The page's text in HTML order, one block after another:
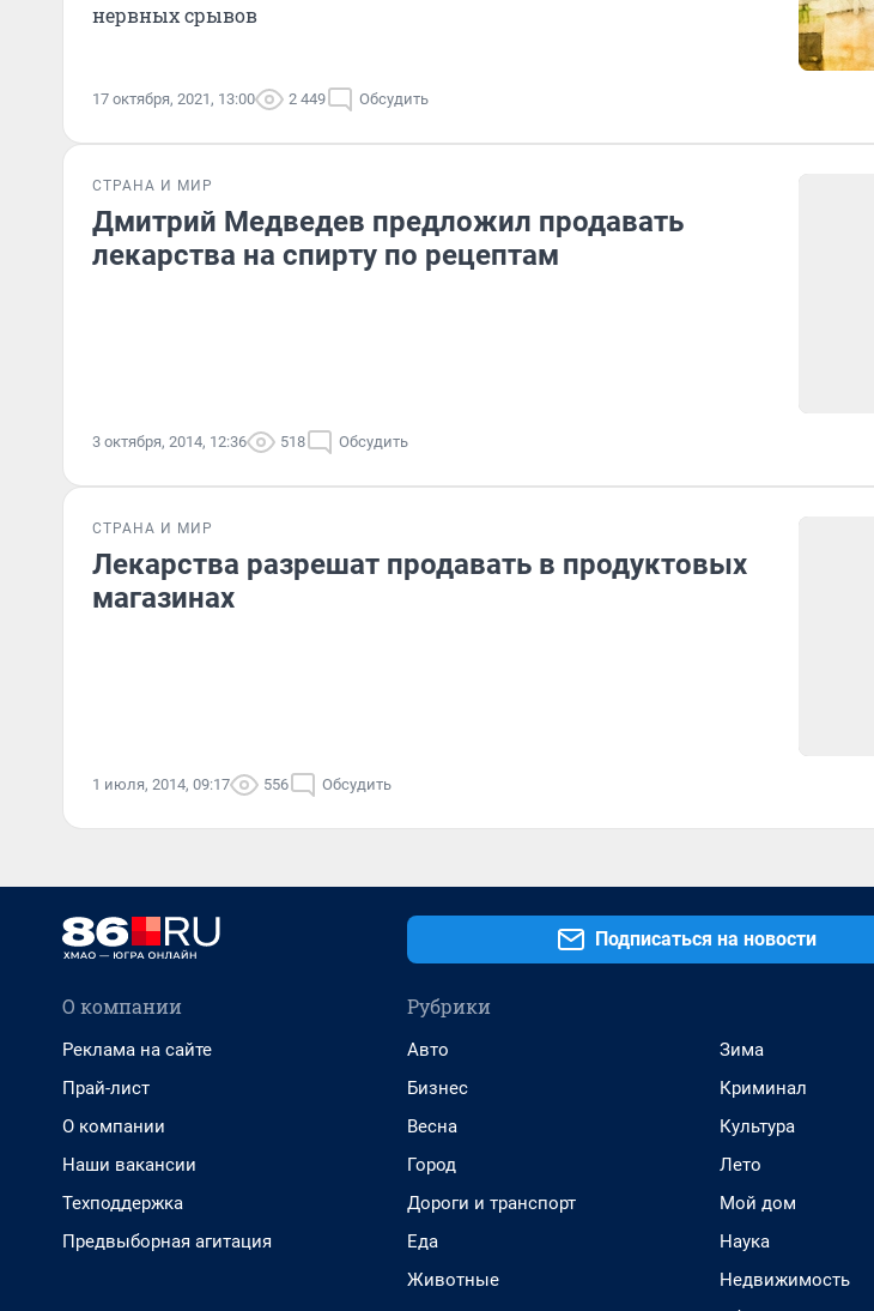
нервных срывов
17 октября, 2021, 13:00 2 449 Обсудить
СТРАНА И МИР
Дмитрий Медведев предложил продавать
лекарства на спирту по рецептам
3 октября, 2014, 12:36 518 Обсудить
СТРАНА И МИР
Лекарства разрешат продавать в продуктовых
магазинах
1 июля, 2014, 09:17 556 Обсудить
Подписаться на новости
О компании
Реклама на сайте
Прай-лист
О компании
Наши вакансии
Техподдержка
Предвыборная агитация
Рубрики
Авто
Бизнес
Весна
Город
Дороги и транспорт
Еда
Животные
Зима
Криминал
Культура
Лето
Мой дом
Наука
Недвижимость